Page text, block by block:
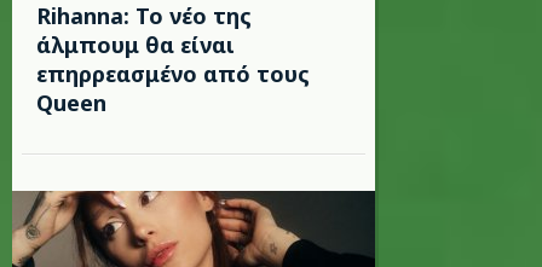
Rihanna: Το νέο της
άλμπουμ θα είναι
επηρρεασμένο από τους
Queen